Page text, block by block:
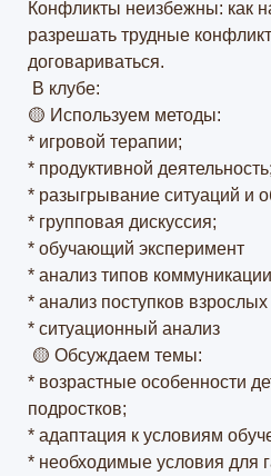
Конфликты неизбежны: как
разрешать трудные
договариваться.
В клубе:
🟡 Используем методы:
* игровой терапии;
* продуктивной деятельность;
* разыгрывание ситуаций и
* групповая дискуссия;
* обучающий эксперимент
* анализ типов коммуникации
* анализ поступков взрослых
* ситуационный анализ
🟡 Обсуждаем темы:
* возрастные особенности
подростков;
* адаптация к условиям
* необходимые условия для